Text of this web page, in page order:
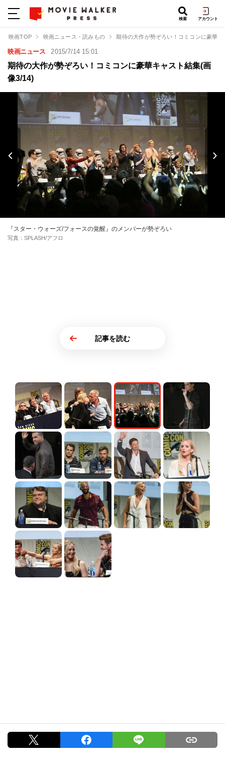
検索 アカウント
映画TOP 映画ニュース・読みもの 期待の大作が勢ぞろい！コミコンに豪華キ
映画ニュース 2015/7/14 15:01
期待の大作が勢ぞろい！コミコンに豪華キャスト結集(画
像3/14)
『スター・ウォーズ/フォースの覚醒』のメンバーが勢ぞろい
写真：SPLASH/アフロ
記事を読む